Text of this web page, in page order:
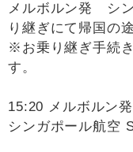
メルボルン発 シ
り継ぎにて帰国の
※お乗り継ぎ手続
す。
15:20 メルボルン発
シンガポール航空